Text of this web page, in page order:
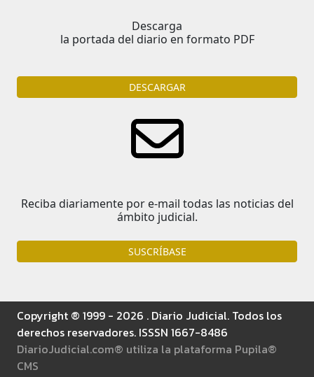
Descarga
la portada del diario en formato PDF
DESCARGAR
Reciba diariamente por e-mail todas las noticias del
ámbito judicial.
SUSCRÍBASE
Copyright ® 1999 - 2026 . Diario Judicial. Todos los
derechos reservadores. ISSSN 1667-8486
DiarioJudicial.com® utiliza la plataforma Pupila®
CMS